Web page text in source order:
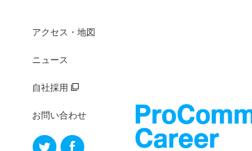
アクセス・地図
ニュース
自社採用
お問い合わせ